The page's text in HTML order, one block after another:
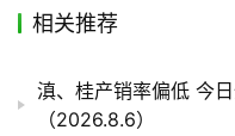
相关推荐
滇、桂产销率偏低 今
（2026.8.6）